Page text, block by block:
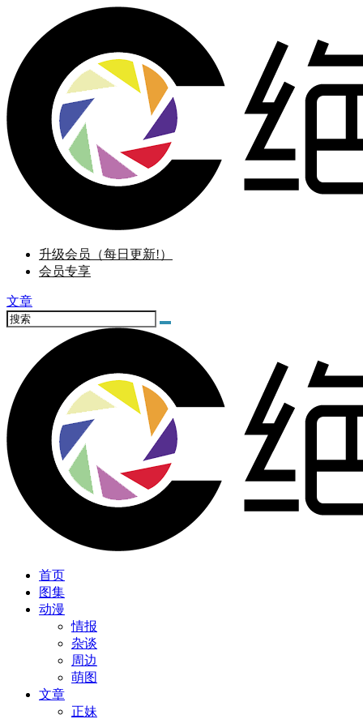
升级会员（每日更新!）
会员专享
文章
首页
图集
动漫
情报
杂谈
周边
萌图
文章
正妹